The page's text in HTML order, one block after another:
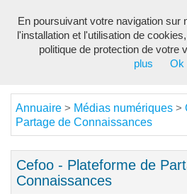
Annuaire > Médias numériques >
Partage de Connaissances
Cefoo - Plateforme de
Connaissances
En poursuivant votre navigation sur
l'installation et l'utilisation de
politique de protection de votre
plus
Ok